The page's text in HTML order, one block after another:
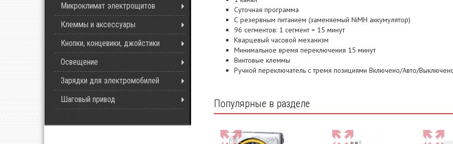
Микроклимат электрощитов
Клеммы и аксессуары
Кнопки, концевики, джойстики
Освещение
Зарядки для электромобилей
Шаговый привод
Суточная программа
С резервным питанием (заменяемый NiMH аккумулятор)
96 сегментов: 1 сегмент = 15 минут
Кварцевый часовой механизм
Минимальное время переключения 15 минут
Винтовые клеммы
Ручной переключатель с тремя позициями Включено/Авто/
Популярные в разделе